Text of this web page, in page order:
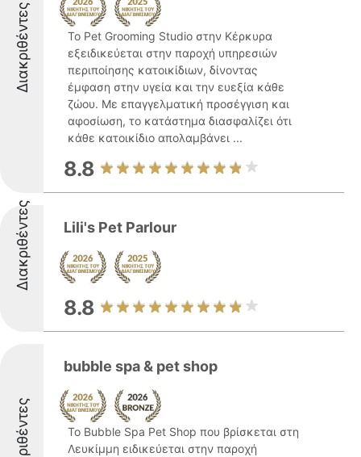
Διακριθέντες
Το Pet Grooming Studio στην Κέρκυρα
εξειδικεύεται στην παροχή υπηρεσιών
περιποίησης κατοικίδιων, δίνοντας
έμφαση στην υγεία και την ευεξία κάθε
ζώου. Με επαγγελματική προσέγγιση και
αφοσίωση, το κατάστημα διασφαλίζει ότι
κάθε κατοικίδιο απολαμβάνει ...
8.8
Διακριθέντες Lili's Pet Parlour
8.8
bubble spa & pet shop
Το Bubble Spa Pet Shop που βρίσκεται στη
Λευκίμμη ειδικεύεται στην παροχή